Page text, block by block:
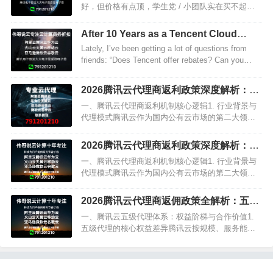
好，但价格有点顶，学生党 / 小团队实在买不起咋
不光有省钱攻略，还会扒一扒大家最关心的安全问
After 10 Years as a Tencent Cloud
Agent, Let Me Talk About Rebates
Lately, I’ve been getting a lot of questions from
friends: “Does Tencent offer rebates? Can you…
2026腾讯云代理商返利政策深度解析：头
部代理合作指南与成本优化策略
一、腾讯云代理商返利机制核心逻辑1. 行业背景与
代理模式腾讯云作为国内公有云市场的第二大领导
额），采用渠道商代理模式拓展市场。代理商负…
2026腾讯云代理商返利政策深度解析：头
部代理合作指南与成本优化策略
一、腾讯云代理商返利机制核心逻辑1. 行业背景与
代理模式腾讯云作为国内公有云市场的第二大领导
额），采用渠道商代理模式拓展市场。代理商负…
2026腾讯云代理商返佣政策全解析：五级
代理体系与企业上云成本优化指南
一、腾讯云五级代理体系：权益阶梯与合作价值1.
五级代理的核心权益差异腾讯云按规模、服务能力